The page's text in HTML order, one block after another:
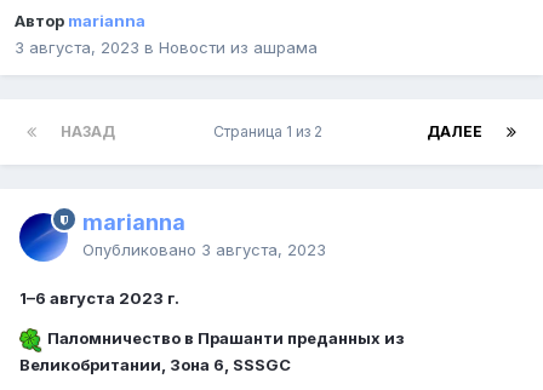
Автор marianna
3 августа, 2023 в Новости из ашрама
НАЗАД ДАЛЕЕ
Страница 1 из 2
marianna
Опубликовано 3 августа, 2023
1–6 августа 2023 г.
Паломничество в Прашанти преданных из
Великобритании, Зона 6, SSSGC